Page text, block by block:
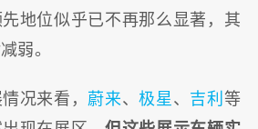
地位似乎已不再那么显著，其
弱。
况来看， 蔚来、极星 、 吉利 等